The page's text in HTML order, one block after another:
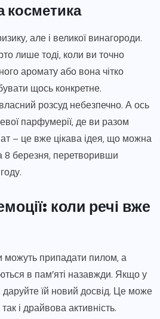
косметика
але і великої винагороди.
лише тоді, коли ви точно
аромату або вона чітко
щось конкретне.
розсуд небезпечно. А ось
парфумерії, де ви разом
– це вже цікава ідея, що можна
8 березня, перетворивши
коли речі вже
можуть припадати пилом, а
в пам’яті назавжди. Якщо у
даруйте їй новий досвід. Це може
і драйвова активність.